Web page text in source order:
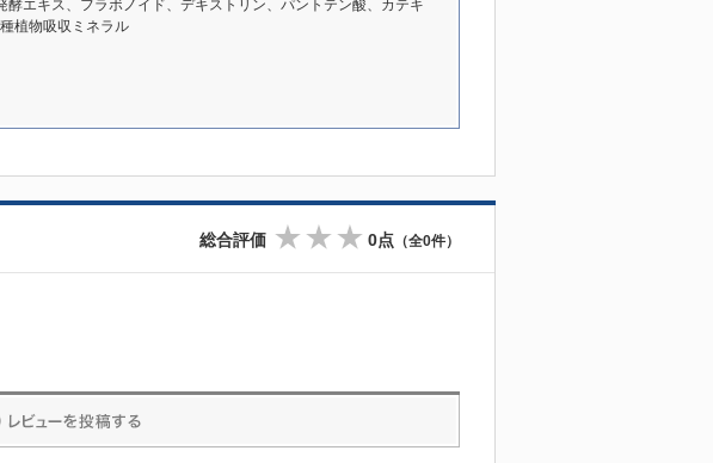
エキス、フラボノイド、デキストリン、パントテン酸、カテキ
植物吸収ミネラル
総合評価 0点 （全0件）